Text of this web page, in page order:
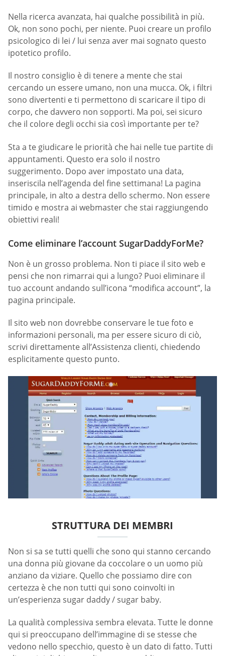
Nella ricerca avanzata, hai qualche possibilità in più.
Ok, non sono pochi, per niente. Puoi creare un profilo
psicologico di lei / lui senza aver mai sognato questo
ipotetico profilo.
Il nostro consiglio è di tenere a mente che stai
cercando un essere umano, non una mucca. Ok, i filtri
sono divertenti e ti permettono di scaricare il tipo di
corpo, che davvero non sopporti. Ma poi, sei sicuro
che il colore degli occhi sia così importante per te?
Sta a te giudicare le priorità che hai nelle tue partite di
appuntamenti. Questo era solo il nostro
suggerimento. Dopo aver impostato una data,
inseriscila nell’agenda del fine settimana! La pagina
principale, in alto a destra dello schermo. Non essere
timido e mostra ai webmaster che stai raggiungendo
obiettivi reali!
Come eliminare l’account SugarDaddyForMe?
Non è un grosso problema. Non ti piace il sito web e
pensi che non rimarrai qui a lungo? Puoi eliminare il
tuo account andando sull’icona “modifica account”, la
pagina principale.
Il sito web non dovrebbe conservare le tue foto e
informazioni personali, ma per essere sicuro di ciò,
scrivi direttamente all’Assistenza clienti, chiedendo
esplicitamente questo punto.
STRUTTURA DEI MEMBRI
Non si sa se tutti quelli che sono qui stanno cercando
una donna più giovane da coccolare o un uomo più
anziano da viziare. Quello che possiamo dire con
certezza è che non tutti qui sono coinvolti in
un’esperienza sugar daddy / sugar baby.
La qualità complessiva sembra elevata. Tutte le donne
qui si preoccupano dell’immagine di se stesse che
vedono nello specchio, questo è un dato di fatto. Tutti